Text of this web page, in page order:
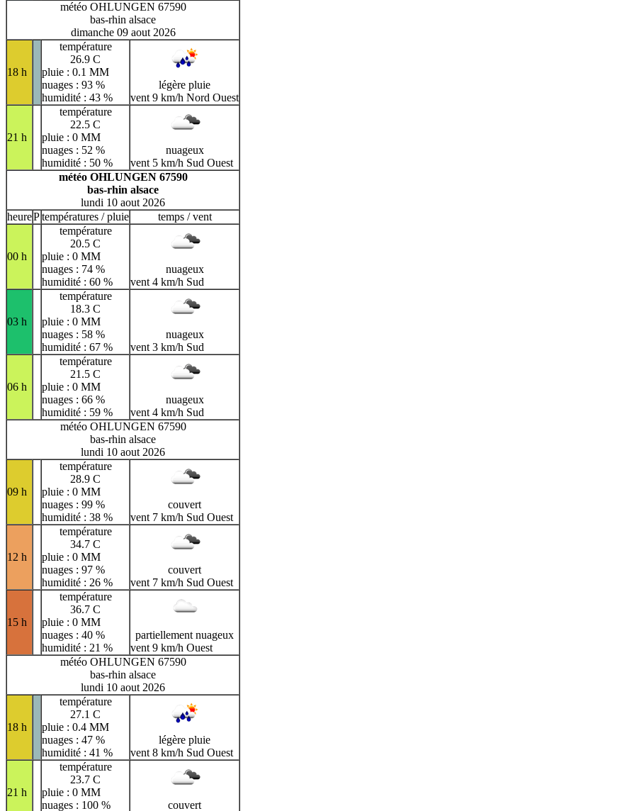
météo OHLUNGEN 67590
bas-rhin alsace
dimanche 09 aout 2026
18 h
température
26.9 C
pluie : 0.1 MM
nuages : 93 %
humidité : 43 %
légère pluie
vent 9 km/h Nord Ouest
21 h
température
22.5 C
pluie : 0 MM
nuages : 52 %
humidité : 50 %
nuageux
vent 5 km/h Sud Ouest
météo OHLUNGEN 67590
bas-rhin alsace
lundi 10 aout 2026
heurePtempératures / pluie temps / vent
00 h
température
20.5 C
pluie : 0 MM
nuages : 74 %
humidité : 60 %
nuageux
vent 4 km/h Sud
03 h
température
18.3 C
pluie : 0 MM
nuages : 58 %
humidité : 67 %
nuageux
vent 3 km/h Sud
06 h
température
21.5 C
pluie : 0 MM
nuages : 66 %
humidité : 59 %
nuageux
vent 4 km/h Sud
météo OHLUNGEN 67590
bas-rhin alsace
lundi 10 aout 2026
09 h
température
28.9 C
pluie : 0 MM
nuages : 99 %
humidité : 38 %
couvert
vent 7 km/h Sud Ouest
12 h
température
34.7 C
pluie : 0 MM
nuages : 97 %
humidité : 26 %
couvert
vent 7 km/h Sud Ouest
15 h
température
36.7 C
pluie : 0 MM
nuages : 40 %
humidité : 21 %
partiellement nuageux
vent 9 km/h Ouest
météo OHLUNGEN 67590
bas-rhin alsace
lundi 10 aout 2026
18 h
température
27.1 C
pluie : 0.4 MM
nuages : 47 %
humidité : 41 %
légère pluie
vent 8 km/h Sud Ouest
21 h
température
23.7 C
pluie : 0 MM
nuages : 100 %
couvert